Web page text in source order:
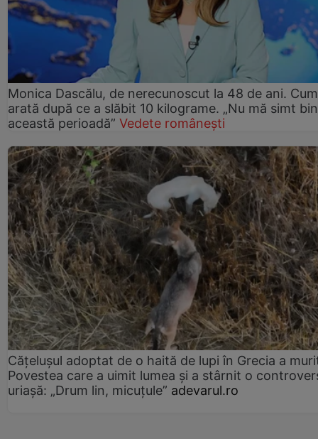
Monica Dascălu, de nerecunoscut la 48 de ani. Cum
arată după ce a slăbit 10 kilograme. „Nu mă simt
această perioadă” Vedete românești
Cățelușul adoptat de o haită de lupi în Grecia a
Povestea care a uimit lumea și a stârnit o
uriașă: „Drum lin, micuțule” adevarul.ro